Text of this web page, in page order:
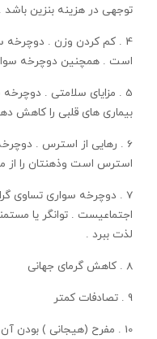
توجهی در هزینه بنزین باشد .
4 . کم کردن وزن .
است . همچنین دوچرخه
5 . مزایای سلامتی .
بیماری های قلبی را کاهش
6 . رهایی از استرس .
استرس است وذهنتان را از
7 . دوچرخه سواری تساوی
اجتماعیست . توانگر یا
لذت ببرد .
8 . کاهش گرمای جهانی
9 . تصادفات کمتر
10 . مفرح (هیجانی ) بودن آن